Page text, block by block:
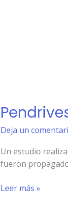
Deja un
Un estudio
fueron
riesgos
del
práctico
dispositivo
Leer más »